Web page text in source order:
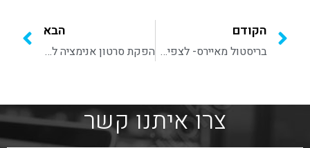
הקודם
בריסטול מאיירס- לצפיה בסרטון אנא צור קשר עם וידאו הד
הבא
הפקת סרטון אנימציה לאמדוקס
צרו איתנו קשר